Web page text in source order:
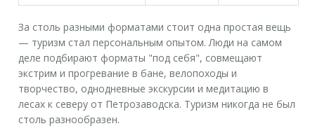
За столь разными форматами стоит одна простая вещь
— туризм стал персональным опытом. Люди на самом
деле подбирают форматы "под себя", совмещают
экстрим и прогревание в бане, велопоходы и
творчество, однодневные экскурсии и медитацию в
лесах к северу от Петрозаводска. Туризм никогда не был
столь разнообразен.